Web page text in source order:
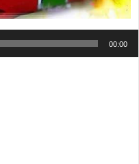
00:00